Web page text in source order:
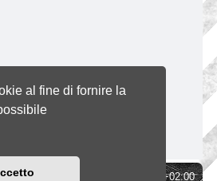
al fine di fornire la
UTC+02:00